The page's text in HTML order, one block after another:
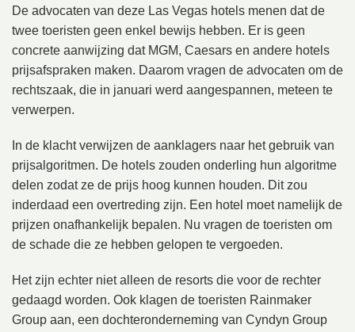
De advocaten van deze Las Vegas hotels menen dat de
twee toeristen geen enkel bewijs hebben. Er is geen
concrete aanwijzing dat MGM, Caesars en andere hotels
prijsafspraken maken. Daarom vragen de advocaten om de
rechtszaak, die in januari werd aangespannen, meteen te
verwerpen.
In de klacht verwijzen de aanklagers naar het gebruik van
prijsalgoritmen. De hotels zouden onderling hun algoritme
delen zodat ze de prijs hoog kunnen houden. Dit zou
inderdaad een overtreding zijn. Een hotel moet namelijk de
prijzen onafhankelijk bepalen. Nu vragen de toeristen om
de schade die ze hebben gelopen te vergoeden.
Het zijn echter niet alleen de resorts die voor de rechter
gedaagd worden. Ook klagen de toeristen Rainmaker
Group aan, een dochteronderneming van Cyndyn Group